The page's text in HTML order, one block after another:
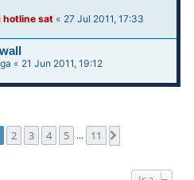
hotline sat « 27 Jul 2011, 17:33
« 21 Jun 2011, 19:12
1 de 11
2 3 4 5 … 11